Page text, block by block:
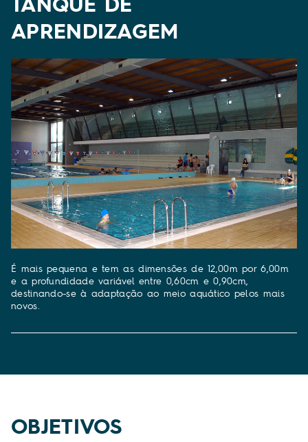
APRENDIZAGEM
É mais pequena e tem as dimensões de 12,00m por 6,00m
e a profundidade variável entre 0,60cm e 0,90cm,
destinando-se à adaptação ao meio aquático pelos mais
novos.
OBJETIVOS